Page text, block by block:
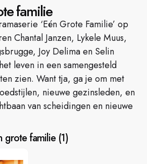
familie
‘Eén Grote Familie’ op
Chantal Janzen, Lykele Muus,
Joy Delima en Selin
leven in een samengesteld
zien. Want tja, ga je om met
nieuwe gezinsleden, en
van scheidingen en nieuwe
grote familie (1)